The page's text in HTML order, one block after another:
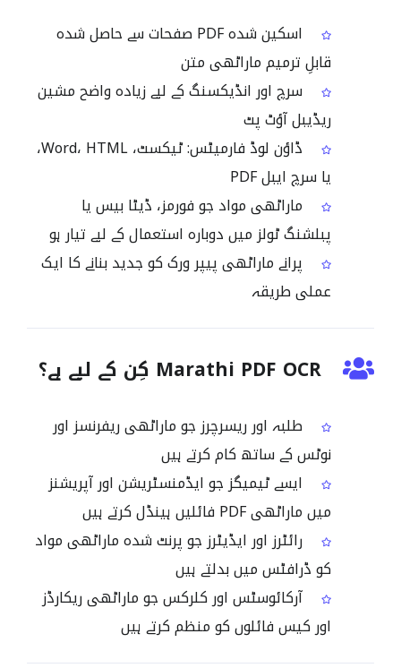
اسکین شدہ PDF صفحات سے حاصل شدہ
قابلِ ترمیم ماراٹھی متن
سرچ اور انڈیکسنگ کے لیے زیادہ واضح مشین
ریڈیبل آؤٹ پٹ
ڈاؤن لوڈ فارمیٹس: ٹیکسٹ، Word، HTML،
یا سرچ ایبل PDF
ماراٹھی مواد جو فورمز، ڈیٹا بیس یا
پبلشنگ ٹولز میں دوبارہ استعمال کے لیے تیار ہو
پرانے ماراٹھی پیپر ورک کو جدید بنانے کا ایک
عملی طریقہ
Marathi PDF OCR کِن کے لیے ہے؟
طلبہ اور ریسرچرز جو ماراٹھی ریفرنسز اور
نوٹس کے ساتھ کام کرتے ہیں
ایسے ٹیمیگز جو ایڈمنسٹریشن اور آپریشنز
میں ماراٹھی PDF فائلیں ہینڈل کرتے ہیں
رائٹرز اور ایڈیٹرز جو پرنٹ شدہ ماراٹھی مواد
کو ڈرافٹس میں بدلتے ہیں
آرکائوسٹس اور کلرکس جو ماراٹھی ریکارڈز
اور کیس فائلوں کو منظم کرتے ہیں